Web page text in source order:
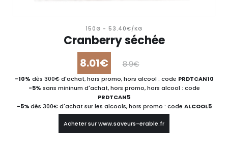
150G - 53.40€/KG
Cranberry séchée
8.01€ 8.9€
-10% dès 300€ d'achat, hors promo, hors alcool : code PRDTCAN10
-5% sans mininum d'achat, hors promo, hors alcool : code
PRDTCAN5
-5%dès 300€ d'achat sur les alcools, hors promo : code ALCOOL5
Acheter sur www.saveurs-erable.fr